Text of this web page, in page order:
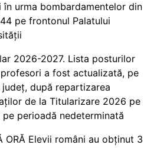
în urma bombardamentelor din
pe frontonul Palatului
2026-2027. Lista posturilor
a fost actualizată, pe
după repartizarea
de la Titularizare 2026 pe
perioadă nedeterminată
ORĂ Elevii români au obținut 3